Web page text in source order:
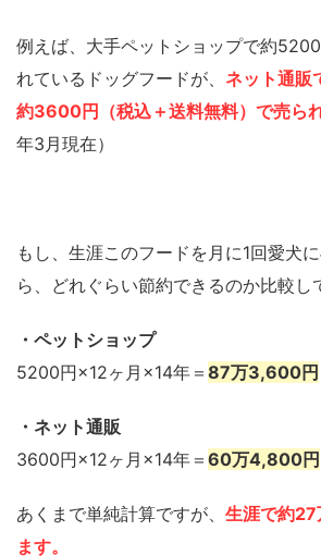
例えば、大手ペットショップで約
れているドッグフードが、 ネット通販
約3600円（税込＋送料無料）で売られ
年3月現在）
もし、生涯このフードを月に1回愛犬
ら、どれぐらい節約できるのか比較し
・ペットショップ
5200円×12ヶ月×14年＝ 87万3,600円
・ネット通販
3600円×12ヶ月×14年＝ 60万4,800円
あくまで単純計算ですが、 生涯で約27
ます。